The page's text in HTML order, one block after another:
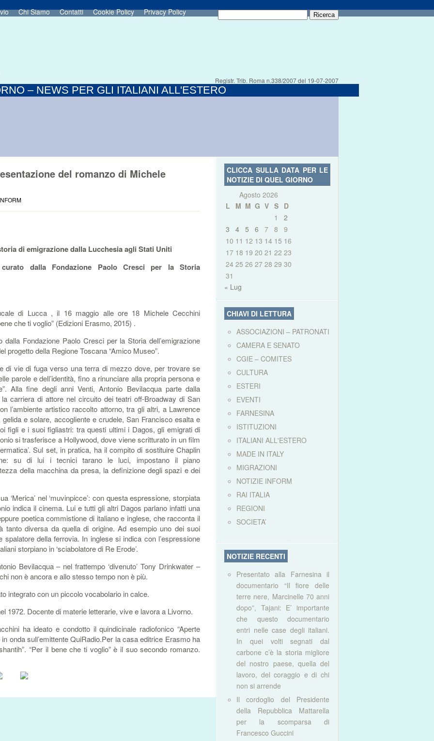
Chi Siamo Contatti Cookie Policy Privacy Policy
Registr. Trib. Roma n.338/2007 del 19-07-2007
– NEWS PER GLI ITALIANI ALL'ESTERO
del romanzo di Michele
di emigrazione dalla Lucchesia agli Stati Uniti
curato dalla Fondazione Paolo Cresci per la Storia
di Lucca , il 16 maggio alle ore 18 Michele Cecchini
che ti voglio” (Edizioni Erasmo, 2015) .
dalla Fondazione Paolo Cresci per la Storia dell’emigrazione
progetto della Regione Toscana “Amico Museo”.
di vie di fuga verso una terra di mezzo dove, per trovare se
parole e dell’identità, fino a rinunciare alla propria persona e
Alla fine degli anni Venti, Antonio Bevilacqua parte dalla
carriera di attore nel circuito dei teatri off-Broadway di San
l’ambiente artistico raccolto attorno, tra gli altri, a Lawrence
gelida e solare, accogliente e crudele, San Francisco esalta e
figli e i suoi figliastri: tra questi ultimi i Dagos, gli emigrati di
si trasferisce a Hollywood, dove viene scritturato in un film
Sul set, in pratica, ha il compito di sostituire Chaplin
su di lui i tecnici tarano le luci, impostano il piano
della macchina da presa, la definizione degli spazi e dei
‘Merica’ nel ‘muvinpicce’: con questa espressione, storpiata
indica il cinema. Lui e tutti gli altri Dagos parlano infatti una
poetica commistione di italiano e inglese, che racconta il
tanto diversa da quella di origine. Ad esempio uno dei suoi
della ferrovia. In inglese si indica con l’espressione
storpiano in ‘sciabolatore di Re Erode’.
Bevilacqua – nel frattempo ‘divenuto’ Tony Drinkwater –
non è ancora e allo stesso tempo non è più.
integrato con un piccolo vocabolario in calce.
1972. Docente di materie letterarie, vive e lavora a Livorno.
ha ideato e condotto il quindicinale radiofonico “Aperte
in onda sull’emittente QuiRadio.Per la casa editrice Erasmo ha
“Per il bene che ti voglio” è il suo secondo romanzo.
CLICCA SULLA DATA PER LE
NOTIZIE DI QUEL GIORNO
Agosto 2026
L
M M G V S D
1
2
3
4 5 6 7 8
9
10 11 12 13 14 15 16
17 18 19 20 21 22 23
24 25 26 27 28 29 30
31
« Lug
CHIAVI DI LETTURA
ASSOCIAZIONI – PATRONATI
CAMERA E SENATO
CGIE – COMITES
CULTURA
ESTERI
EVENTI
FARNESINA
ISTITUZIONI
ITALIANI ALL'ESTERO
MADE IN ITALY
MIGRAZIONI
NOTIZIE INFORM
RAI ITALIA
REGIONI
SOCIETA’
NOTIZIE RECENTI
Presentato alla Farnesina il
documentario “Il fiore delle
terre nere, Marcinelle 70 anni
dopo”, Tajani: E’ importante
che questo documentario
entri nelle case degli italiani.
In quei volti segnati dal
carbone c’è la storia migliore
del nostro paese, quella del
lavoro, del coraggio e di chi
non si arrende
Il cordoglio del Presidente
della Repubblica Mattarella
per la scomparsa di
Francesco Guccini